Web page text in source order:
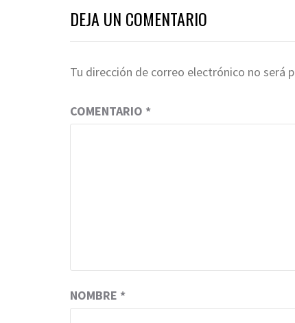
DEJA UN COMENTARIO
Tu dirección de correo electrónico no será
COMENTARIO *
NOMBRE *